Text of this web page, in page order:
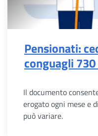
Pensionati:
conguagli
Il documento
erogato ogni mese e
può variare.